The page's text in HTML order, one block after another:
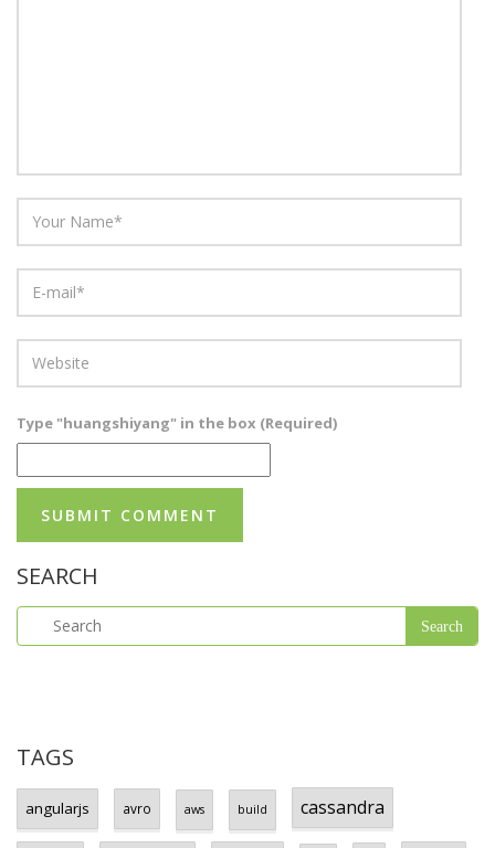
Type "huangshiyang" in the box (Required)
SEARCH
TAGS
angularjs avro aws build cassandra